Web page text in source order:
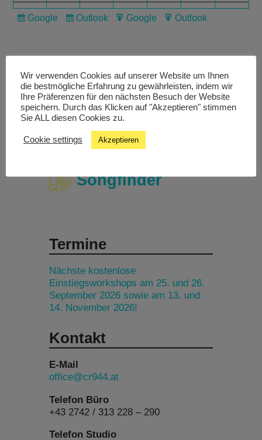
Subscribe
Google
Subscribe
Outlook
Export
Google
Export
Outlook
Livestream
Studiochat
Songfinder
Termine
Nächste kostenlose
Einstiegsworkshops am 25. und 26.
September 2026 sowie am 13. und
14. November 2026!
Kontakt
E-Mail
office@cr944.at
Telefon Büro
+43 2742 / 313 228 – 290
Telefon Studio
Wir verwenden Cookies auf unserer Website um Ihnen
die bestmögliche Erfahrung zu gewährleisten, indem wir
Ihre Präferenzen für den nächsten Besuch der Website
speichern. Durch das Klicken auf "Akzeptieren" stimmen
Sie ALL diesen Cookies zu.
Cookie settings Akzeptieren